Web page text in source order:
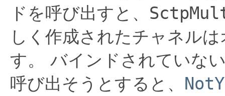
ドを呼び出すと、
しく作成されたチャネル
す。
バインドされていな
呼び出そうとすると、